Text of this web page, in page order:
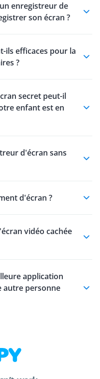
enregistreur de
son écran ?
ils efficaces pour la
?
secret peut-il
enfant est en
d'écran sans
d'écran ?
vidéo cachée
application
autre personne